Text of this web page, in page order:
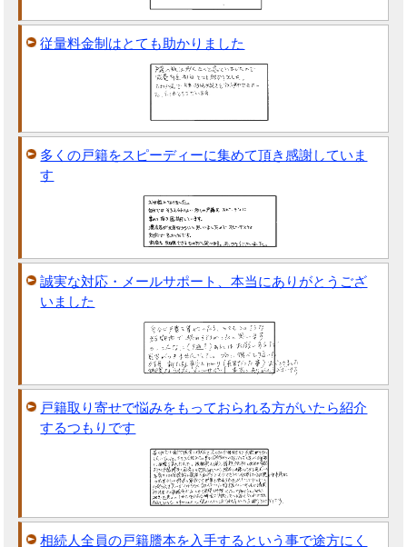
従量料金制はとても助かりました
多くの戸籍をスピーディーに集めて頂き感謝していま
す
誠実な対応・メールサポート、本当にありがとうござ
いました
戸籍取り寄せで悩みをもっておられる方がいたら紹介
するつもりです
相続人全員の戸籍謄本を入手するという事で途方にく